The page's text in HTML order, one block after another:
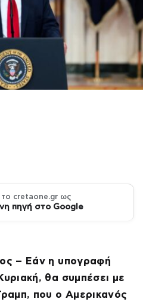
το cretaone.gr ως
πηγή στο Google
– Εάν η υπογραφή
θα συμπέσει με
που ο Αμερικανός